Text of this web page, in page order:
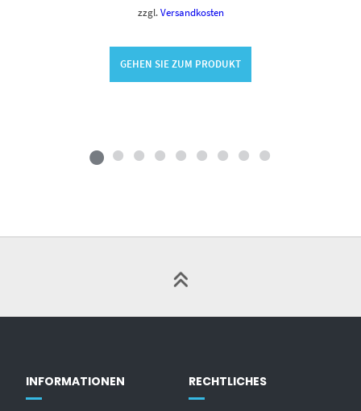
zzgl. Versandkosten
GEHEN SIE ZUM PRODUKT
INFORMATIONEN RECHTLICHES